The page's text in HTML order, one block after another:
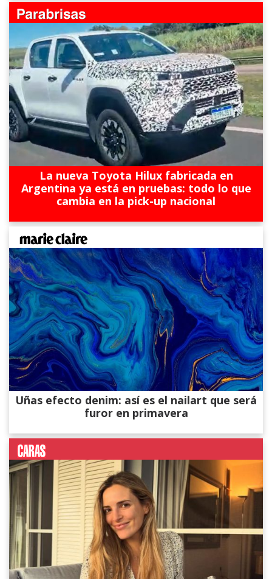
La nueva Toyota Hilux fabricada en
Argentina ya está en pruebas: todo lo que
cambia en la pick-up nacional
Uñas efecto denim: así es el nailart que será
furor en primavera